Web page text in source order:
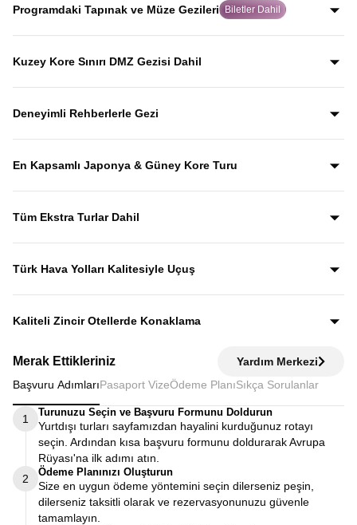
konaklayarak, Japon kültürünün kalbi olan bu tarihi şehri
acele etmeden keşfetme imkanı sunulur.
Programdaki Tapınak ve Müze Gezileri Biletler Dahil
Gyeongbokgung Sarayı, Kinkaku-ji, Todai-ji, Senso-ji ve
Kamakura Bambu Bahçesi gibi önemli kültürel durakların
Kuzey Kore Sınırı DMZ Gezisi Dahil
Güney Kore–Kuzey Kore arasındaki DMZ sınır hattına
yapılan özel gezi fiyata dahil olup, Kuzey Kore sınırını
Deneyimli Rehberlerle Gezi
Yıllardır bu tur rotasını birebir uygulayan ve deneyimleyen
rehberler eşliğinde gezerek; şehirleri sadece görmekle
En Kapsamlı Japonya & Güney Kore Turu
Japonya ve Güney Kore’nin en ikonik şehirlerini ve kültürel
duraklarını aceleye getirmeden, tek turda gezebileceğiniz
Tüm Ekstra Turlar Dahil
Yola çıktığınızda sürpriz ödemelerle karşılaşmazsınız.
Ekstra tur ücreti alınmaz; programda yer alan tüm geziler
Türk Hava Yolları Kalitesiyle Uçuş
Dünyanın en iyi havayollarından biri olan Türk Hava
Yolları’nın konforu ve hizmet kalitesiyle seyahat edersiniz.
Kaliteli Zincir Otellerde Konaklama
kalınırken, Avrupa Rüyası’nda merkeze yakın kaliteli zincir
otellerde konaklayarak zamanınızı verimli kullanırsınız.
Merak Ettikleriniz
Yardım Merkezi
Başvuru AdımlarıPasaport VizeÖdeme Planı Sıkça Sorulanlar
1
Turunuzu Seçin ve Başvuru Formunu Doldurun
Yurtdışı turları sayfamızdan hayalini kurduğunuz rotayı
seçin. Ardından kısa başvuru formunu doldurarak Avrupa
Rüyası'na ilk adımı atın.
2
Ödeme Planınızı Oluşturun
Size en uygun ödeme yöntemini seçin dilerseniz peşin,
dilerseniz taksitli olarak ve rezervasyonunuzu güvenle
tamamlayın.